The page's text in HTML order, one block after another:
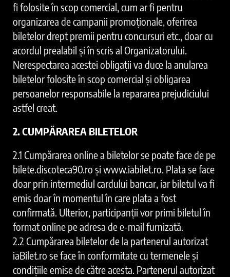
fi folosite în scop comercial, cum ar fi pentru
organizarea de campanii promoționale, oferirea
biletelor drept premii pentru concursuri etc., doar cu
acordul prealabil și în scris al Organizatorului.
Nerespectarea acestei obligații va duce la anularea
biletelor folosite în scop comercial și obligarea
persoanelor responsabile la repararea prejudiciului
astfel creat.
2. CUMPĂRAREA BILETELOR
2.1 Cumpărarea online a biletelor se poate face de pe
bilete.discoteca90.ro și www.iabilet.ro. Plata se face
doar prin intermediul cardului bancar, iar biletul va fi
emis doar în momentul în care plata a fost
confirmată. Ulterior, participanții vor primi biletul în
format online pe adresa de e-mail furnizată.
2.2 Cumpărarea biletelor de la partenerul autorizat
iaBilet.ro se face în conformitate cu termenele și
condițiile emise de către acesta. Partenerul autorizat